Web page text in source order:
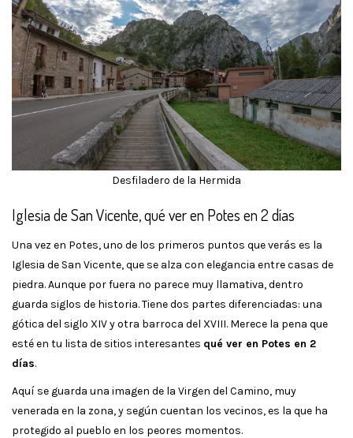
Desfiladero de la Hermida
Iglesia de San Vicente, qué ver en Potes en 2 días
Una vez en Potes, uno de los primeros puntos que verás es la
Iglesia de San Vicente, que se alza con elegancia entre casas de
piedra. Aunque por fuera no parece muy llamativa, dentro
guarda siglos de historia. Tiene dos partes diferenciadas: una
gótica del siglo XIV y otra barroca del XVIII. Merece la pena que
esté en tu lista de sitios interesantes qué ver en Potes en 2
días.
Aquí se guarda una imagen de la Virgen del Camino, muy
venerada en la zona, y según cuentan los vecinos, es la que ha
protegido al pueblo en los peores momentos.